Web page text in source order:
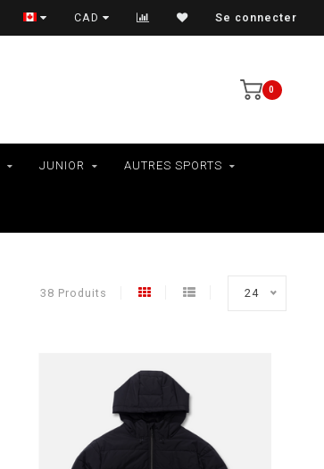
LIVRAISON AU QUÉBEC SEULEMENT
CAD Se connecter
0
JUNIOR AUTRES SPORTS
38 Produits 24